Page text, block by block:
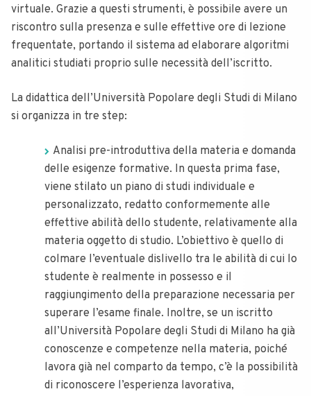
virtuale. Grazie a questi strumenti, è possibile avere un
riscontro sulla presenza e sulle effettive ore di lezione
frequentate, portando il sistema ad elaborare algoritmi
analitici studiati proprio sulle necessità dell’iscritto.
La didattica dell’Università Popolare degli Studi di Milano
si organizza in tre step:
Analisi pre-introduttiva della materia e domanda
delle esigenze formative. In questa prima fase,
viene stilato un piano di studi individuale e
personalizzato, redatto conformemente alle
effettive abilità dello studente, relativamente alla
materia oggetto di studio. L’obiettivo è quello di
colmare l’eventuale dislivello tra le abilità di cui lo
studente è realmente in possesso e il
raggiungimento della preparazione necessaria per
superare l’esame finale. Inoltre, se un iscritto
all’Università Popolare degli Studi di Milano ha già
conoscenze e competenze nella materia, poiché
lavora già nel comparto da tempo, c’è la possibilità
di riconoscere l’esperienza lavorativa,